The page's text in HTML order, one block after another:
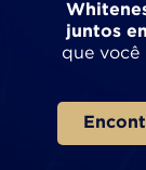
juntos
que você